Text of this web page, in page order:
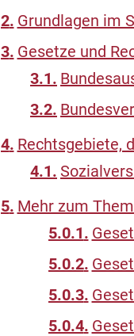
Grundlagen im
Gesetze und
Rechtsgebiete,
Mehr zum